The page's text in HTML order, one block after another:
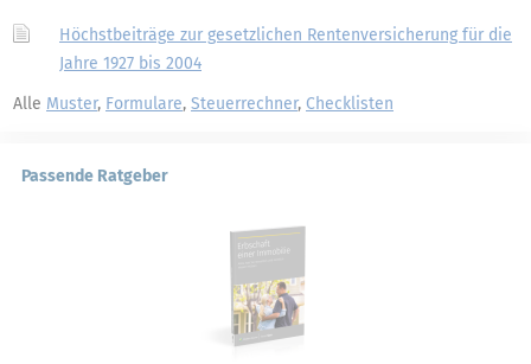
Höchstbeiträge zur gesetzlichen Rentenversicherung für die
Jahre 1927 bis 2004
Alle Muster, Formulare, Steuerrechner, Checklisten
Passende Ratgeber